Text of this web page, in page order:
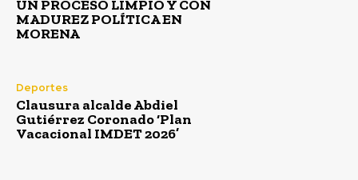
UN PROCESO LIMPIO Y CON
MADUREZ POLÍTICA EN
MORENA
Deportes
Clausura alcalde Abdiel
Gutiérrez Coronado ‘Plan
Vacacional IMDET 2026’